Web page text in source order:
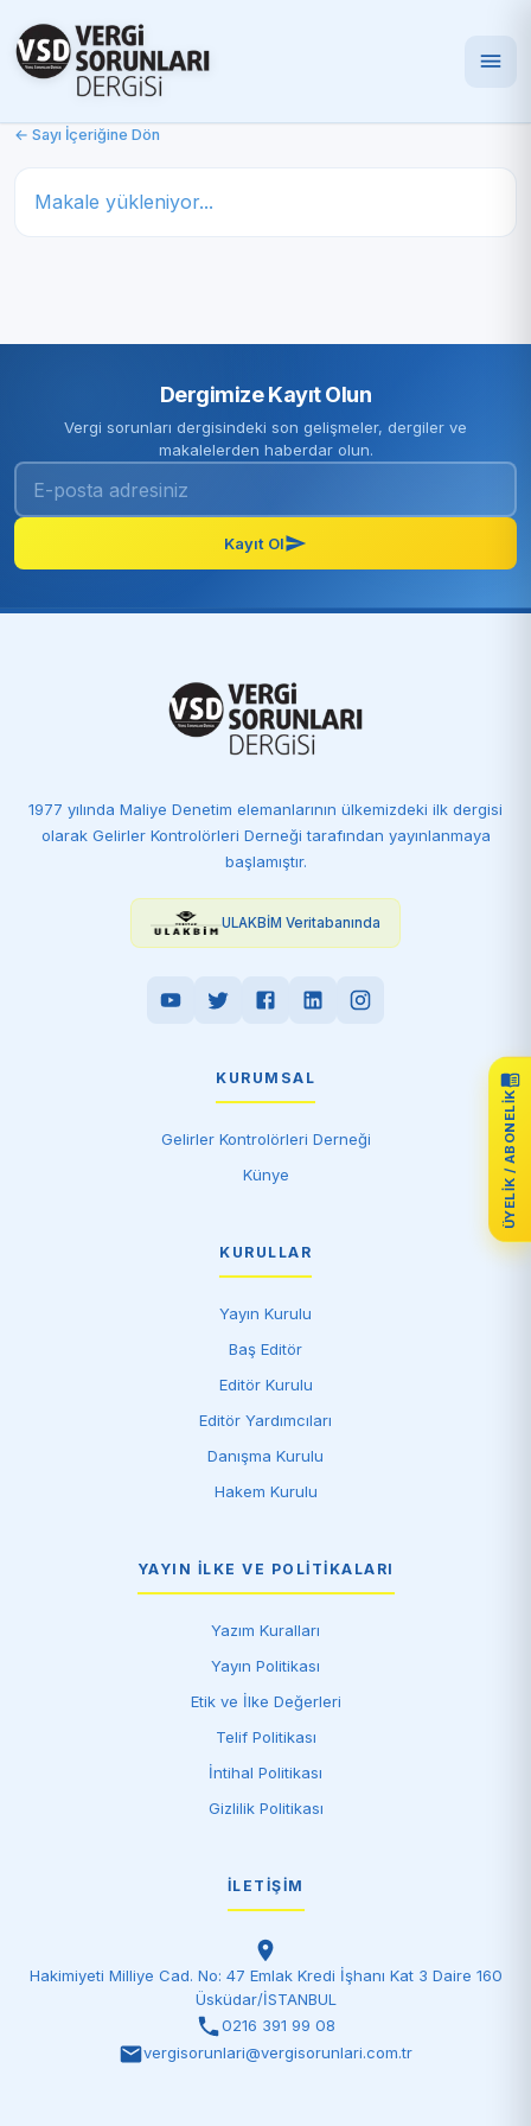
ÜYELIK / ABONELIK
← Sayı İçeriğine Dön
Makale yükleniyor...
Dergimize Kayıt Olun
Vergi sorunları dergisindeki son gelişmeler, dergiler ve
makalelerden haberdar olun.
Kayıt Ol
1977 yılında Maliye Denetim elemanlarının ülkemizdeki ilk dergisi
olarak Gelirler Kontrolörleri Derneği tarafından yayınlanmaya
başlamıştır.
ULAKBİM Veritabanında
KURUMSAL
Gelirler Kontrolörleri Derneği
Künye
KURULLAR
Yayın Kurulu
Baş Editör
Editör Kurulu
Editör Yardımcıları
Danışma Kurulu
Hakem Kurulu
YAYIN İLKE VE POLITIKALARI
Yazım Kuralları
Yayın Politikası
Etik ve İlke Değerleri
Telif Politikası
İntihal Politikası
Gizlilik Politikası
İLETIŞIM
Hakimiyeti Milliye Cad. No: 47 Emlak Kredi İşhanı Kat 3 Daire 160
Üsküdar/İSTANBUL
0216 391 99 08
vergisorunlari@vergisorunlari.com.tr